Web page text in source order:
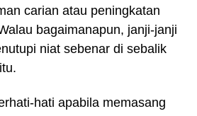
carian atau peningkatan
bagaimanapun, janji-janji
niat sebenar di sebalik
hati apabila memasang